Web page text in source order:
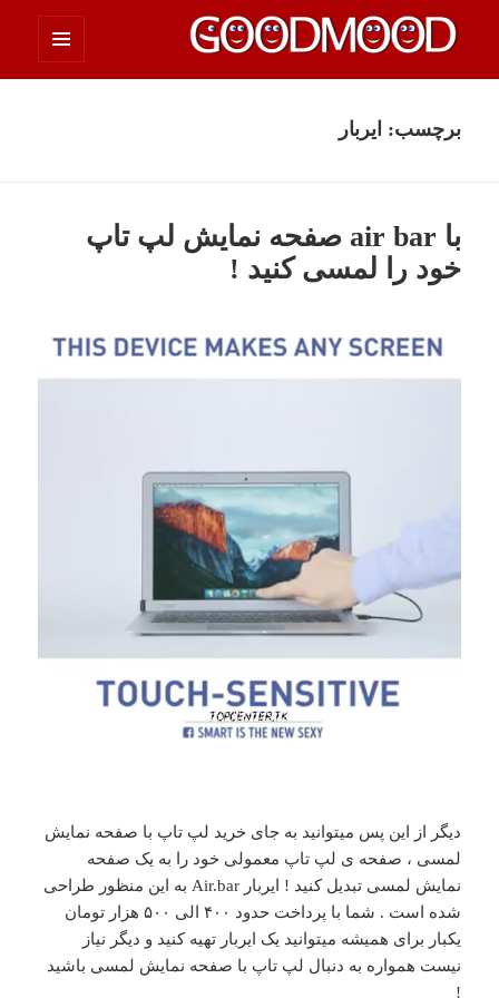
چیزای خووب مووب
برچسب: ایربار
با air bar صفحه نمایش لپ تاپ
خود را لمسی کنید !
دیگر از این پس میتوانید به جای خرید لپ تاپ با صفحه نمایش
لمسی ، صفحه ی لپ تاپ معمولی خود را به یک صفحه
نمایش لمسی تبدیل کنید ! ایربار Air.bar به این منظور طراحی
شده است . شما با پرداخت حدود ۴۰۰ الی ۵۰۰ هزار تومان
یکبار برای همیشه میتوانید یک ایربار تهیه کنید و دیگر نیاز
نیست همواره به دنبال لپ تاپ با صفحه نمایش لمسی باشید
!